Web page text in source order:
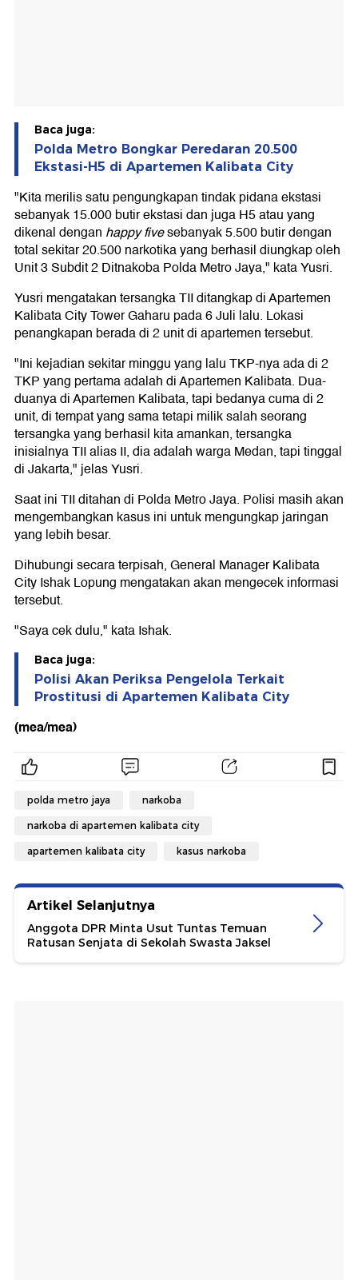
Baca juga:
Polda Metro Bongkar Peredaran 20.500
Ekstasi-H5 di Apartemen Kalibata City
"Kita merilis satu pengungkapan tindak pidana ekstasi
sebanyak 15.000 butir ekstasi dan juga H5 atau yang
dikenal dengan happy fivesebanyak 5.500 butir dengan
total sekitar 20.500 narkotika yang berhasil diungkap oleh
Unit 3 Subdit 2 Ditnakoba Polda Metro Jaya," kata Yusri.
Yusri mengatakan tersangka TII ditangkap di Apartemen
Kalibata City Tower Gaharu pada 6 Juli lalu. Lokasi
penangkapan berada di 2 unit di apartemen tersebut.
"Ini kejadian sekitar minggu yang lalu TKP-nya ada di 2
TKP yang pertama adalah di Apartemen Kalibata. Dua-
duanya di Apartemen Kalibata, tapi bedanya cuma di 2
unit, di tempat yang sama tetapi milik salah seorang
tersangka yang berhasil kita amankan, tersangka
inisialnya TII alias II, dia adalah warga Medan, tapi tinggal
di Jakarta," jelas Yusri.
Saat ini TII ditahan di Polda Metro Jaya. Polisi masih akan
mengembangkan kasus ini untuk mengungkap jaringan
yang lebih besar.
Dihubungi secara terpisah, General Manager Kalibata
City Ishak Lopung mengatakan akan mengecek informasi
tersebut.
"Saya cek dulu," kata Ishak.
Baca juga:
Polisi Akan Periksa Pengelola Terkait
Prostitusi di Apartemen Kalibata City
(mea/mea)
polda metro jaya narkoba
narkoba di apartemen kalibata city
apartemen kalibata city kasus narkoba
Artikel Selanjutnya
Anggota DPR Minta Usut Tuntas Temuan
Ratusan Senjata di Sekolah Swasta Jaksel